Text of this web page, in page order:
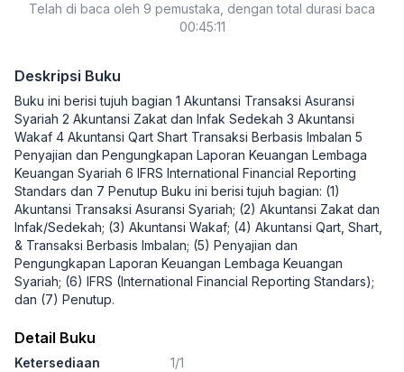
Telah di baca oleh 9 pemustaka, dengan total durasi baca
00:45:11
Deskripsi Buku
Buku ini berisi tujuh bagian 1 Akuntansi Transaksi Asuransi
Syariah 2 Akuntansi Zakat dan Infak Sedekah 3 Akuntansi
Wakaf 4 Akuntansi Qart Shart Transaksi Berbasis Imbalan 5
Penyajian dan Pengungkapan Laporan Keuangan Lembaga
Keuangan Syariah 6 IFRS International Financial Reporting
Standars dan 7 Penutup Buku ini berisi tujuh bagian: (1)
Akuntansi Transaksi Asuransi Syariah; (2) Akuntansi Zakat dan
Infak/Sedekah; (3) Akuntansi Wakaf; (4) Akuntansi Qart, Shart,
& Transaksi Berbasis Imbalan; (5) Penyajian dan
Pengungkapan Laporan Keuangan Lembaga Keuangan
Syariah; (6) IFRS (International Financial Reporting Standars);
dan (7) Penutup.
Detail Buku
Ketersediaan
1/1